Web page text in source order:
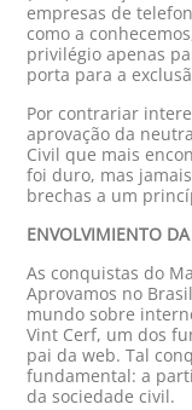
empresas de
como a
privilégio apenas
porta para a
Por contrariar
aprovação da
Civil que mais
foi duro, mas
brechas a um
ENVOLVIMIENTO
As conquistas do
Aprovamos no
mundo sobre
Vint Cerf, um dos
pai da web. Tal
fundamental: a
da sociedade civil.